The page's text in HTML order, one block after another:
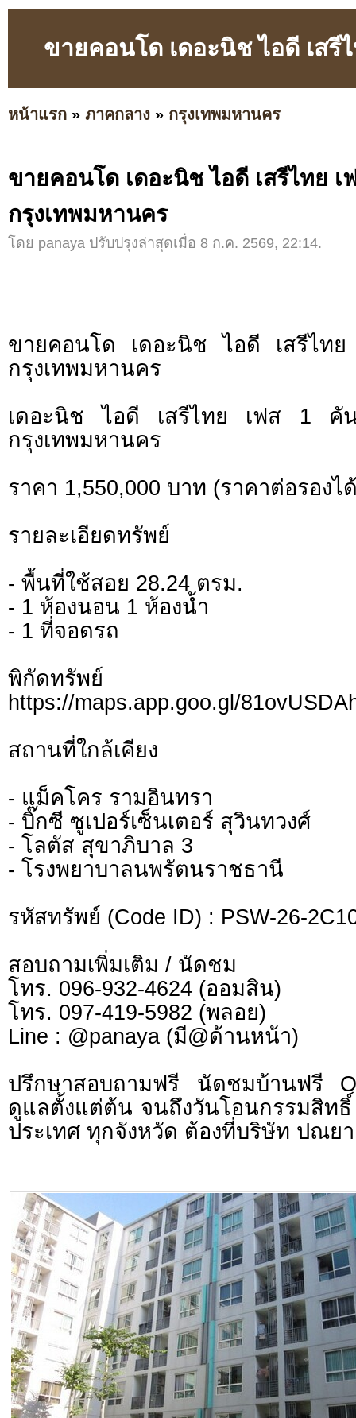
ขายคอนโด เดอะนิช ไอดี เส
หน้าแรก » ภาคกลาง » กรุงเทพมหานคร
ขายคอนโด เดอะนิช ไอดี เสรีไทย
กรุงเทพมหานคร
โดย panaya ปรับปรุงล่าสุดเมื่อ 8 ก.ค. 2569, 22:14.
ขายคอนโด เดอะนิช ไอดี เสรีไท
กรุงเทพมหานคร
เดอะนิช ไอดี เสรีไทย เฟส 1 คั
กรุงเทพมหานคร
ราคา 1,550,000 บาท (ราคาต่อรองไ
รายละเอียดทรัพย์
- พื้นที่ใช้สอย 28.24 ตรม.
- 1 ห้องนอน 1 ห้องน้ำ
- 1 ที่จอดรถ
พิกัดทรั
https://maps.app.goo.gl/
สถานที่ใกล้เคียง
- แม็คโคร รามอินทรา
- บิ๊กซี ซูเปอร์เซ็นเตอร์ สุวินทวงศ์
- โลตัส สุขาภิบาล 3
- โรงพยาบาลนพรัตนราชธานี
รหัสทรัพย์ (Code ID) : PSW-26-
สอบถามเพิ่มเติม / นัดชม
โทร. 096-932-4624 (ออมสิน)
โทร. 097-419-5982 (พลอย)
Line : @panaya (มี@ด้านหน้า)
ปรึกษาสอบถามฟรี นัดชมบ้านฟรี
ดูแลตั้งแต่ต้น จนถึงวันโอนกรรมสิท
ประเทศ ทุกจังหวัด ต้องที่บริษัท ปณย